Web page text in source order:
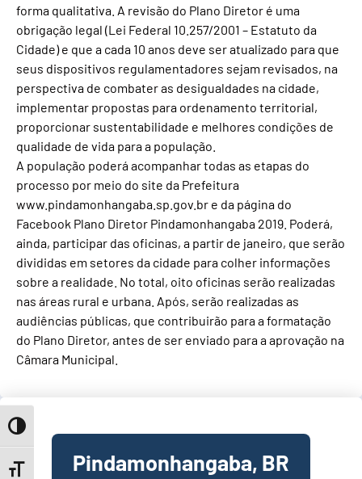
Toggle High Contrast
Toggle Font size
forma qualitativa. A revisão do Plano Diretor é uma
obrigação legal (Lei Federal 10.257/2001 – Estatuto da
Cidade) e que a cada 10 anos deve ser atualizado para que
seus dispositivos regulamentadores sejam revisados, na
perspectiva de combater as desigualdades na cidade,
implementar propostas para ordenamento territorial,
proporcionar sustentabilidade e melhores condições de
qualidade de vida para a população.
A população poderá acompanhar todas as etapas do
processo por meio do site da Prefeitura
www.pindamonhangaba.sp.gov.br e da página do
Facebook Plano Diretor Pindamonhangaba 2019. Poderá,
ainda, participar das oficinas, a partir de janeiro, que serão
divididas em setores da cidade para colher informações
sobre a realidade. No total, oito oficinas serão realizadas
nas áreas rural e urbana. Após, serão realizadas as
audiências públicas, que contribuirão para a formatação
do Plano Diretor, antes de ser enviado para a aprovação na
Câmara Municipal.
Pindamonhangaba, BR